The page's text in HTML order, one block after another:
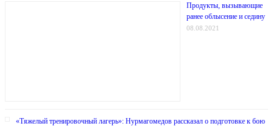
Продукты, вызывающие
ранее облысение и седину
08.08.2021
«Тяжелый тренировочный лагерь»: Нурмагомедов рассказал о подготовке к бою